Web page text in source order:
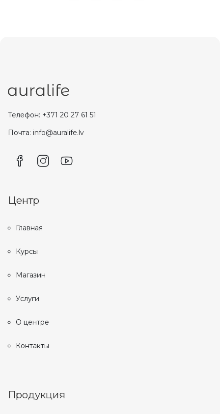
Телефон: +371 20 27 61 51
Почта: info@auralife.lv
Центр
Главная
Курсы
Магазин
Услуги
О центре
Контакты
Продукция